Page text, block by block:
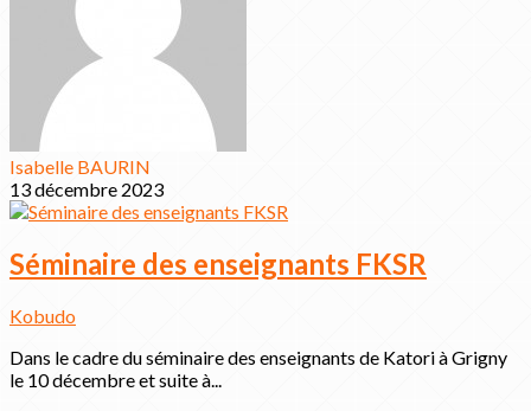
Isabelle BAURIN
13 décembre 2023
Séminaire des enseignants FKSR
Kobudo
Dans le cadre du séminaire des enseignants de Katori à Grigny
le 10 décembre et suite à...